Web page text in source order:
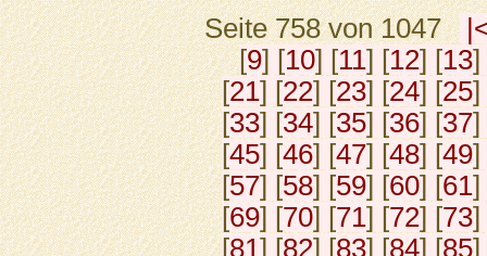
Seite 758 von 1047
[9] [10] [11] [12] [13]
[21] [22] [23] [24] [25]
[33] [34] [35] [36] [37]
[45] [46] [47] [48] [49]
[57] [58] [59] [60] [61]
[69] [70] [71] [72] [73]
[81] [82] [83] [84] [85]